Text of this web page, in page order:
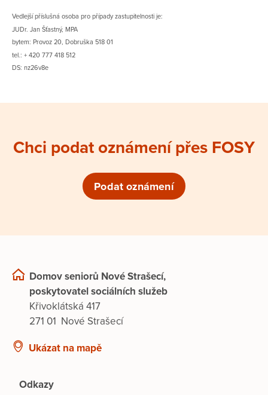
Vedlejší příslušná osoba pro případy zastupitelnosti je:
JUDr. Jan Šťastný, MPA
bytem: Provoz 20, Dobruška 518 01
tel.: + 420 777 418 512
DS: nz26v8e
Chci podat oznámení přes FOSY
Podat oznámení
Domov seniorů Nové Strašecí,
poskytovatel sociálních služeb
Křivoklátská 417
271 01 Nové Strašecí
Ukázat na mapě
Odkazy